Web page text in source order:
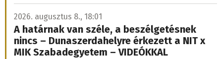
2026. augusztus 8., 18:01
A határnak van széle, a beszélgetésnek
nincs – Dunaszerdahelyre érkezett a NIT x
MIK Szabadegyetem – VIDEÓKKAL